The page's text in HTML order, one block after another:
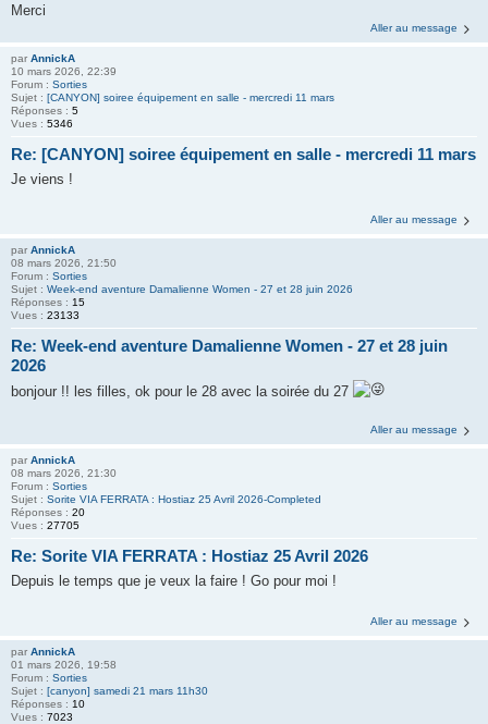
Merci
Aller au message
par AnnickA
10 mars 2026, 22:39
Forum : Sorties
Sujet : [CANYON] soiree équipement en salle - mercredi 11 mars
Réponses : 5
Vues : 5346
Re: [CANYON] soiree équipement en salle - mercredi 11 mars
Je viens !
Aller au message
par AnnickA
08 mars 2026, 21:50
Forum : Sorties
Sujet : Week-end aventure Damalienne Women - 27 et 28 juin 2026
Réponses : 15
Vues : 23133
Re: Week-end aventure Damalienne Women - 27 et 28 juin
2026
bonjour !! les filles, ok pour le 28 avec la soirée du 27
Aller au message
par AnnickA
08 mars 2026, 21:30
Forum : Sorties
Sujet : Sorite VIA FERRATA : Hostiaz 25 Avril 2026-Completed
Réponses : 20
Vues : 27705
Re: Sorite VIA FERRATA : Hostiaz 25 Avril 2026
Depuis le temps que je veux la faire ! Go pour moi !
Aller au message
par AnnickA
01 mars 2026, 19:58
Forum : Sorties
Sujet : [canyon] samedi 21 mars 11h30
Réponses : 10
Vues : 7023